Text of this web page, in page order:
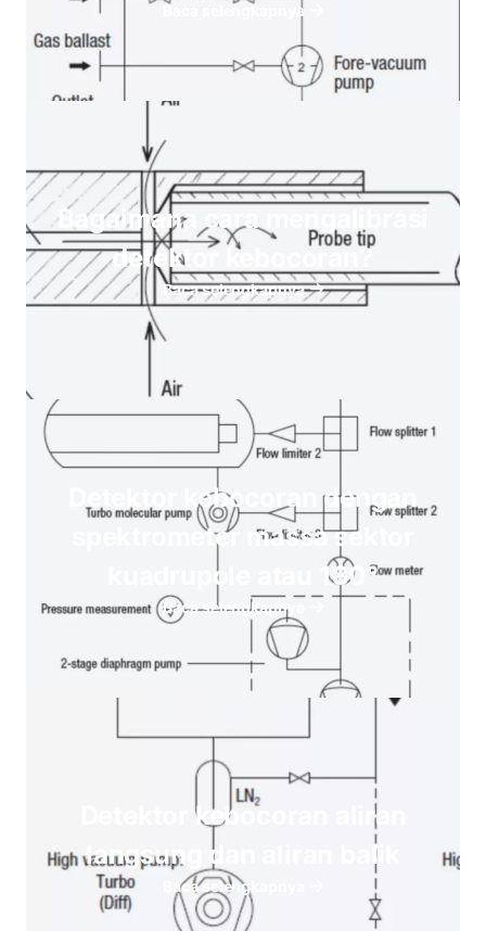
Baca selengkapnya
Bagaimana cara mengalibrasi
detektor kebocoran?
Baca selengkapnya
Detektor kebocoran dengan
spektrometer massa sektor
kuadrupole atau 180°
Baca selengkapnya
Detektor kebocoran aliran
langsung dan aliran balik
Baca selengkapnya